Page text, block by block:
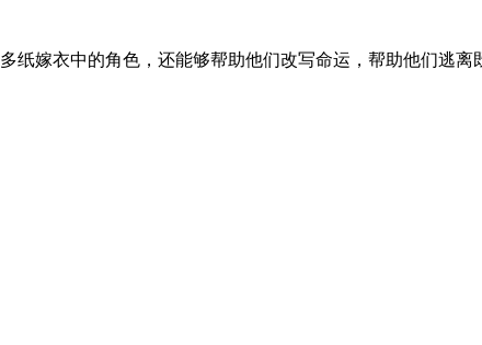
嫁衣中的角色，还能够帮助他们改写命运，帮助他们逃